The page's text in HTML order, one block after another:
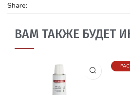
Share:
ВАМ ТАКЖЕ БУДЕТ